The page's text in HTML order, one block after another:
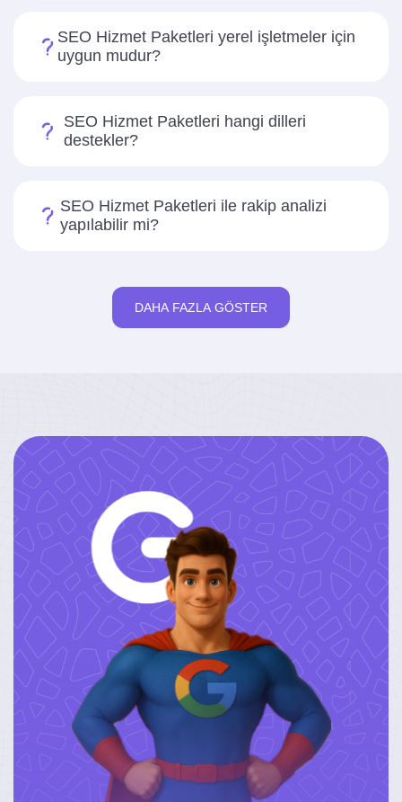
SEO Hizmet Paketleri yerel işletmeler için
uygun mudur?
SEO Hizmet Paketleri hangi dilleri
destekler?
SEO Hizmet Paketleri ile rakip analizi
yapılabilir mi?
DAHA FAZLA GÖSTER